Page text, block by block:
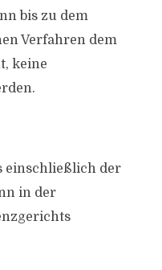
bis zu dem
Verfahren dem
keine
einschließlich der
in der